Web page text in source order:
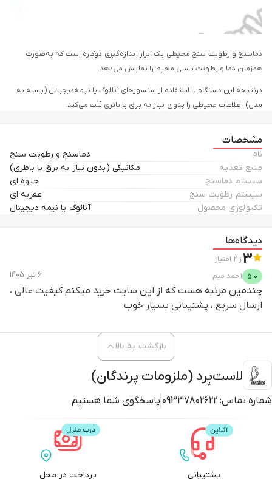
دماسنج و رطوبت سنج محیطی یک ابزار اندازه‌گیری دوکاره است که به‌صورت
همزمان دما و رطوبت نسبی محیط را نمایش می‌دهد.
درنتیجه این دستگاه با استفاده از سنسورهای آنالوگ یا نیمه‌دیجیتال (بسته به
مدل) اطلاعات محیطی را بدون نیاز به برق یا باتری ثبت می‌کند.
دماسنج و رطوبت سنج محیطی یک ابزار اندازه‌گیری دوکاره است که به‌صورت
سنسورهای آنالوگ یا نیمه‌دیجیتال (بسته به مدل) اطلاعات محیطی را بدون نیاز
به برق یا باتری ثبت می‌کند.
بدنه سبک با قاب پلاستیکی مقاوم
عدم نیاز به منبع تغذیه
نصب آسان روی دیوار یا قرارگیری روی سطح
مشخصات
نام
دماسنج و رطوبت سنج
منبع تغذیه
مکانیکی (بدون نیاز به برق یا باطری)
سیستم دماسنج
جیوه ای
سیستم رطوبت سنج
عقربه ای
تکنولوژی محصول
آنالوگ یا نیمه دیجیتال
دیدگاه‌ها
3از2 امتیاز
5.0 احمد میم 6 تیر 1405
چندمین مرتبه هست که از این سایت خرید میکنم کیفیت عالی ،
ارسال سریع ، پشتیبانی بسیار خوب
لاست‌بِرد (ملزومات پرندگان)
شماره تماس: 09337802622 پاسخگوی شما هستیم
بازگشت به بالا
پشتیبانی پرداخت در محل